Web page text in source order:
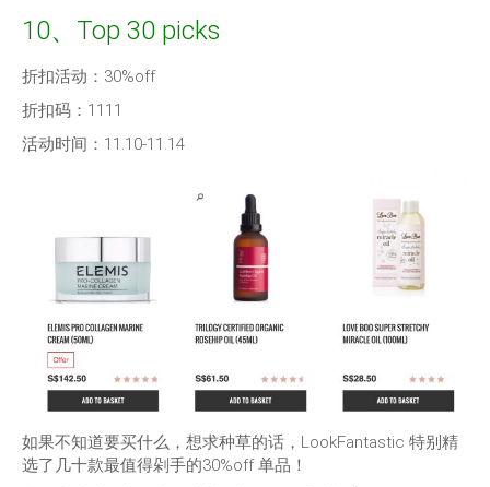
10、Top 30 picks
折扣活动：30%off
折扣码：1111
活动时间：11.10-11.14
如果不知道要买什么，想求种草的话，LookFantastic 特别精
选了几十款最值得剁手的30%off 单品！